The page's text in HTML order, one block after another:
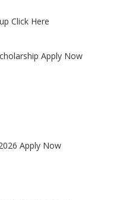
Click Here
Apply Now
Apply Now